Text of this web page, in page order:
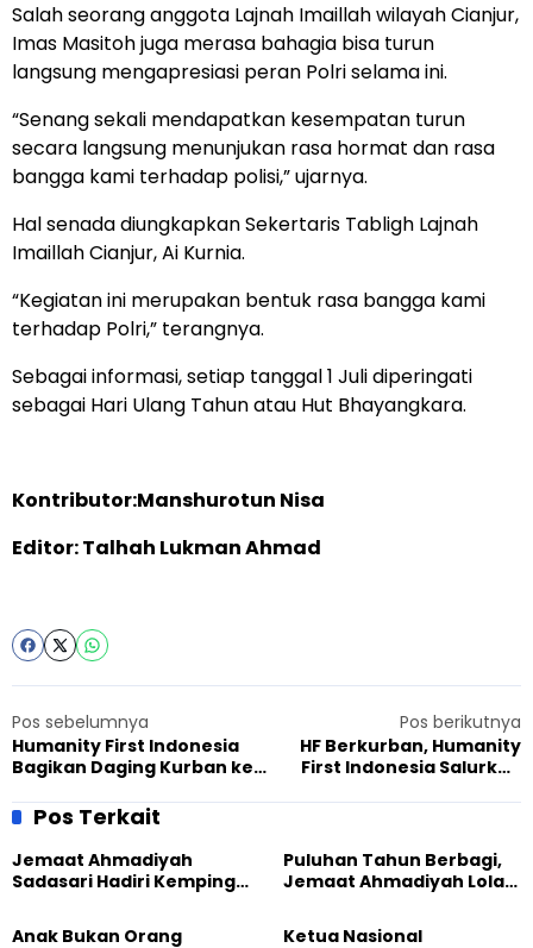
Salah seorang anggota Lajnah Imaillah wilayah Cianjur,
Imas Masitoh juga merasa bahagia bisa turun
langsung mengapresiasi peran Polri selama ini.
“Senang sekali mendapatkan kesempatan turun
secara langsung menunjukan rasa hormat dan rasa
bangga kami terhadap polisi,” ujarnya.
Hal senada diungkapkan Sekertaris Tabligh Lajnah
Imaillah Cianjur, Ai Kurnia.
“Kegiatan ini merupakan bentuk rasa bangga kami
terhadap Polri,” terangnya.
Sebagai informasi, setiap tanggal 1 Juli diperingati
sebagai Hari Ulang Tahun atau Hut Bhayangkara.
Kontributor:Manshurotun Nisa
Editor: Talhah Lukman Ahmad
Pos sebelumnya
Humanity First Indonesia
Bagikan Daging Kurban ke
Entikong
Pos berikutnya
HF Berkurban, Humanity
First Indonesia Salurkan
Masyarakat Papua Kokoda
Pos Terkait
Jemaat Ahmadiyah
Sadasari Hadiri Kemping
Majalengka
Puluhan Tahun Berbagi,
Jemaat Ahmadiyah Lolak
Sembako kepada Warga
Anak Bukan Orang
Ketua Nasional